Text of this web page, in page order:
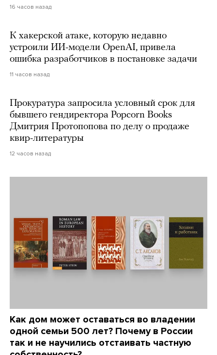
16 часов назад
К хакерской атаке, которую недавно
устроили ИИ-модели OpenAI, привела
ошибка разработчиков в постановке задачи
11 часов назад
Прокуратура запросила условный срок для
бывшего гендиректора Popcorn Books
Дмитрия Протопопова по делу о продаже
квир-литературы
12 часов назад
Как дом может оставаться во владении
одной семьи 500 лет? Почему в России
так и не научились отстаивать частную